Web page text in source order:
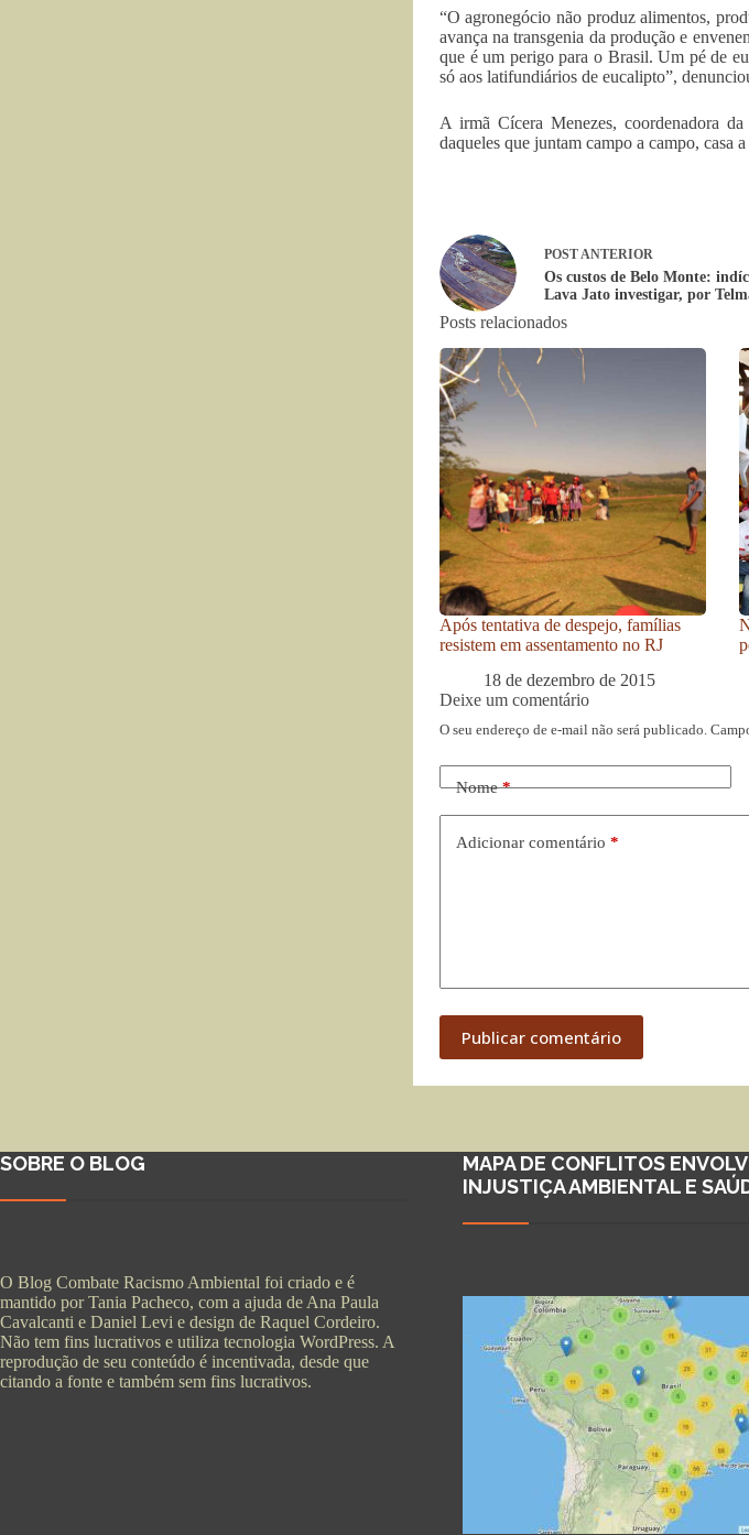
“O agronegócio não produz alimentos,
avança na transgenia da produção e
que é um perigo para o Brasil. Um pé de
só aos latifundiários de eucalipto”,
A irmã Cícera Menezes, coordenadora
daqueles que juntam campo a campo, casa
POSTANTERIOR
Os custos de Belo Monte:
Lava Jato investigar, por
Posts relacionados
Após tentativa de despejo, famílias
resistem em assentamento no RJ
18 de dezembro de 2015
Deixe um comentário
O seu endereço de e-mail não será publicado.
Nome*
Adicionar comentário *
Publicar comentário
SOBRE O BLOG
O Blog Combate Racismo Ambiental foi criado e é
mantido por Tania Pacheco, com a ajuda de Ana Paula
Cavalcanti e Daniel Levi e design de Raquel Cordeiro.
Não tem fins lucrativos e utiliza tecnologia WordPress. A
reprodução de seu conteúdo é incentivada, desde que
citando a fonte e também sem fins lucrativos.
MAPA DE CONFLITOS
INJUSTIÇA AMBIENTAL E